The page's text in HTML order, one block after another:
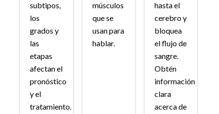
subtipos,
los
grados y
las
etapas
afectan el
pronóstico
y el
tratamiento.
músculos
que se
usan para
hablar.
hasta el
cerebro y
bloquea
el flujo de
sangre.
Obtén
información
clara
acerca de